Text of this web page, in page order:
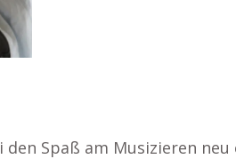
Spaß am Musizieren neu